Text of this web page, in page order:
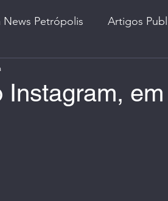
News Petrópolis Artigos
Instagram, em